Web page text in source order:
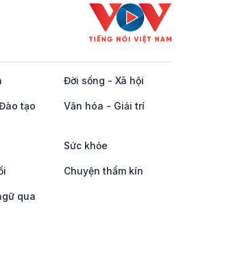
Đời sống - Xã hội
tạo Văn hóa - Giải trí
Sức khỏe
Chuyện thầm kín
qua